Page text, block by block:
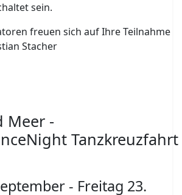
sein.
freuen sich auf Ihre Teilnahme
Stacher
Meer -
Tanzkreuzfahrt
- Freitag 23.